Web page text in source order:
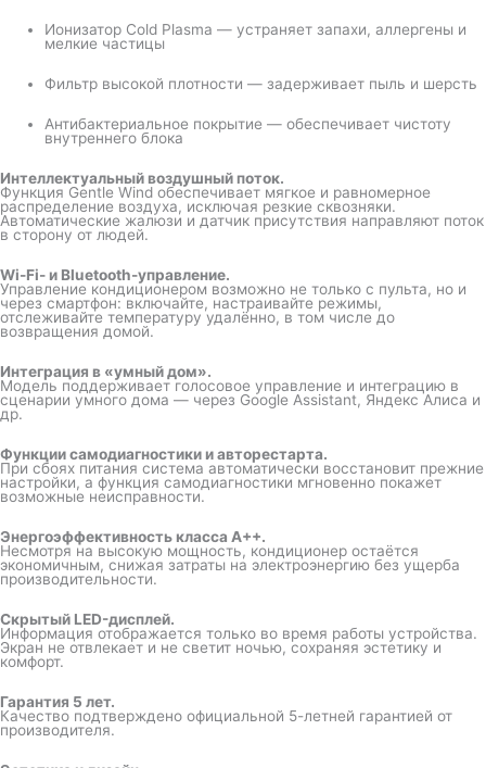
Ионизатор Cold Plasma — устраняет запахи, аллергены и
мелкие частицы
Фильтр высокой плотности — задерживает пыль и шерсть
Антибактериальное покрытие — обеспечивает чистоту
внутреннего блока
Интеллектуальный воздушный поток.
Функция Gentle Wind обеспечивает мягкое и равномерное
распределение воздуха, исключая резкие сквозняки.
Автоматические жалюзи и датчик присутствия направляют поток
в сторону от людей.
Wi-Fi- и Bluetooth-управление.
Управление кондиционером возможно не только с пульта, но и
через смартфон: включайте, настраивайте режимы,
отслеживайте температуру удалённо, в том числе до
возвращения домой.
Интеграция в «умный дом».
Модель поддерживает голосовое управление и интеграцию в
сценарии умного дома — через Google Assistant, Яндекс Алиса и
др.
Функции самодиагностики и авторестарта.
При сбоях питания система автоматически восстановит прежние
настройки, а функция самодиагностики мгновенно покажет
возможные неисправности.
Энергоэффективность класса A++.
Несмотря на высокую мощность, кондиционер остаётся
экономичным, снижая затраты на электроэнергию без ущерба
производительности.
Скрытый LED-дисплей.
Информация отображается только во время работы устройства.
Экран не отвлекает и не светит ночью, сохраняя эстетику и
комфорт.
Гарантия 5 лет.
Качество подтверждено официальной 5-летней гарантией от
производителя.